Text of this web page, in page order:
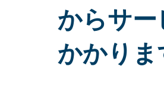
からサ
かかりま